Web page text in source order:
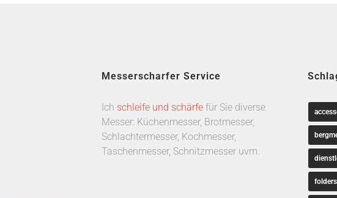
Messerscharfer Service
Ich schleife und schärfe für Sie diverse
Messer: Küchenmesser, Brotmesser,
Schlachtermesser, Kochmesser,
Taschenmesser, Schnitzmesser uvm.
folders